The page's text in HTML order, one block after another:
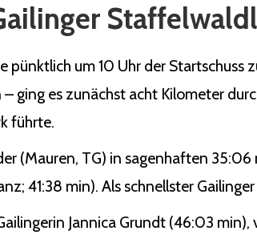
um 10 Uhr der Startschuss
ging es zunächst acht Kilometer
führte.
(Mauren, TG) in sagenhaften
41:38 min). Als schnellster
Jannica Grundt (46:03